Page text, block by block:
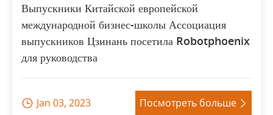
Выпускники Китайской европейской
международной бизнес-школы Ассоциация
выпускников Цзинань посетила Robotphoenix
для руководства
 Jan 03, 2023 Посмотреть больше 